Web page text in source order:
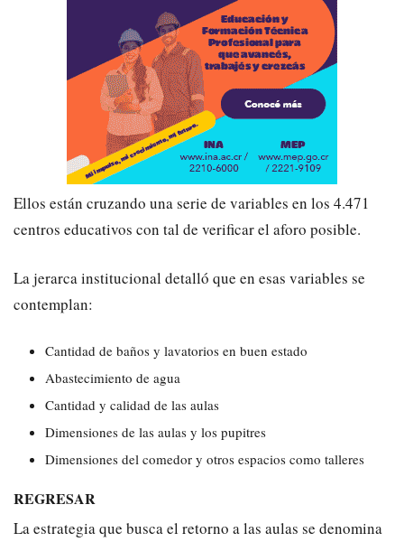
Ellos están cruzando una serie de variables en los 4.471
centros educativos con tal de verificar el aforo posible.
La jerarca institucional detalló que en esas variables se
contemplan:
Cantidad de baños y lavatorios en buen estado
Abastecimiento de agua
Cantidad y calidad de las aulas
Dimensiones de las aulas y los pupitres
Dimensiones del comedor y otros espacios como talleres
REGRESAR
La estrategia que busca el retorno a las aulas se denomina